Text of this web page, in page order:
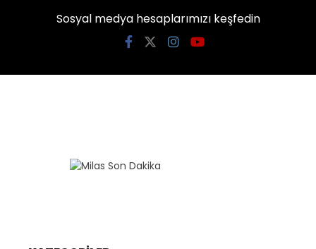
Sosyal medya hesaplarımızı keşfedin